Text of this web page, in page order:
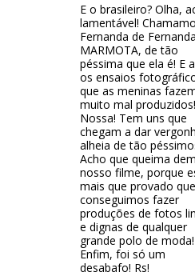
E o brasileiro? Olha,
lamentável!
Fernanda de Fernanda
MARMOTA, de tão
péssima que ela é! E
os ensaios
que as meninas
muito mal produzidos!
Nossa! Tem uns que
chegam a dar
alheia de tão
Acho que queima
nosso filme, porque
mais que provado que
conseguimos fazer
produções de fotos
e dignas de qualquer
grande polo de moda!
Enfim, foi só um
desabafo! Rs!